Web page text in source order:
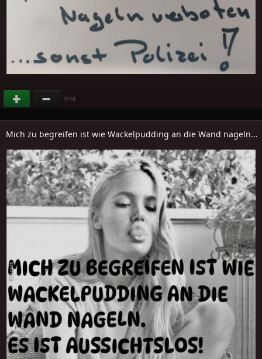
(+25)
Mich zu begreifen ist wie Wackelpudding an die Wand nageln...